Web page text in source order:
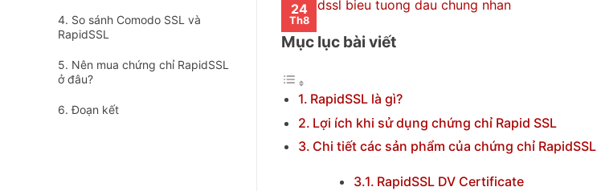
So sánh Comodo SSL và
RapidSSL
Nên mua chứng chỉ RapidSSL
ở đâu?
Đoạn kết
24
Th8
Mục lục bài viết
RapidSSL là gì?
Lợi ích khi sử dụng chứng chỉ Rapid SSL
Chi tiết các sản phẩm của chứng chỉ RapidSSL
RapidSSL DV Certificate